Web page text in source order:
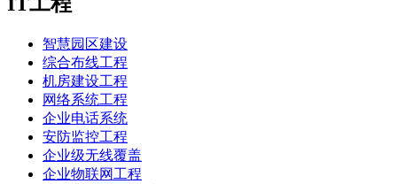
智慧园区建设
综合布线工程
机房建设工程
网络系统工程
企业电话系统
安防监控工程
企业级无线覆盖
企业物联网工程